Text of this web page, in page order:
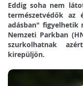
Eddig soha nem
természetvédők az
adásban" figyelhetik
Nemzeti Parkban
szurkolhatnak
kirepüljön.